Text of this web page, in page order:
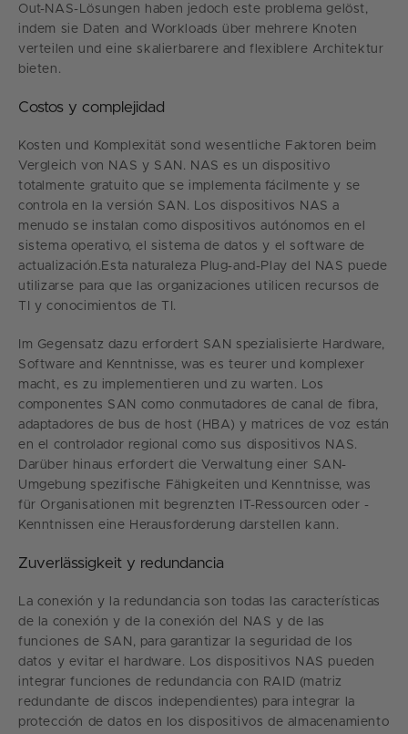
Out-NAS-Lösungen haben jedoch este problema gelöst,
indem sie Daten and Workloads über mehrere Knoten
verteilen und eine skalierbarere and flexiblere Architektur
bieten.
Costos y complejidad
Kosten und Komplexität sond wesentliche Faktoren beim
Vergleich von NAS y SAN. NAS es un dispositivo
totalmente gratuito que se implementa fácilmente y se
controla en la versión SAN. Los dispositivos NAS a
menudo se instalan como dispositivos autónomos en el
sistema operativo, el sistema de datos y el software de
actualización.Esta naturaleza Plug-and-Play del NAS puede
utilizarse para que las organizaciones utilicen recursos de
TI y conocimientos de TI.
Im Gegensatz dazu erfordert SAN spezialisierte Hardware,
Software and Kenntnisse, was es teurer und komplexer
macht, es zu implementieren und zu warten. Los
componentes SAN como conmutadores de canal de fibra,
adaptadores de bus de host (HBA) y matrices de voz están
en el controlador regional como sus dispositivos NAS.
Darüber hinaus erfordert die Verwaltung einer SAN-
Umgebung spezifische Fähigkeiten und Kenntnisse, was
für Organisationen mit begrenzten IT-Ressourcen oder -
Kenntnissen eine Herausforderung darstellen kann.
Zuverlässigkeit y redundancia
La conexión y la redundancia son todas las características
de la conexión y de la conexión del NAS y de las
funciones de SAN, para garantizar la seguridad de los
datos y evitar el hardware. Los dispositivos NAS pueden
integrar funciones de redundancia con RAID (matriz
redundante de discos independientes) para integrar la
protección de datos en los dispositivos de almacenamiento